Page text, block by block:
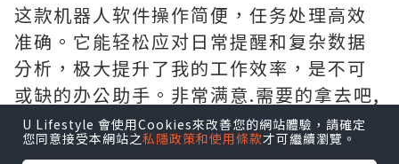
这款机器人软件操作简便，任务处理高效
准确。它能轻松应对日常提醒和复杂数据
分析，极大提升了我的工作效率，是不可
或缺的办公助手。非常满意.需要的拿去吧,
官网http://www.vst.tw
U Lifestyle 會使用Cookies來改善您的網站體驗，請確定
您同意接受本網站之私隱政策和使用條款才可繼續瀏覽。